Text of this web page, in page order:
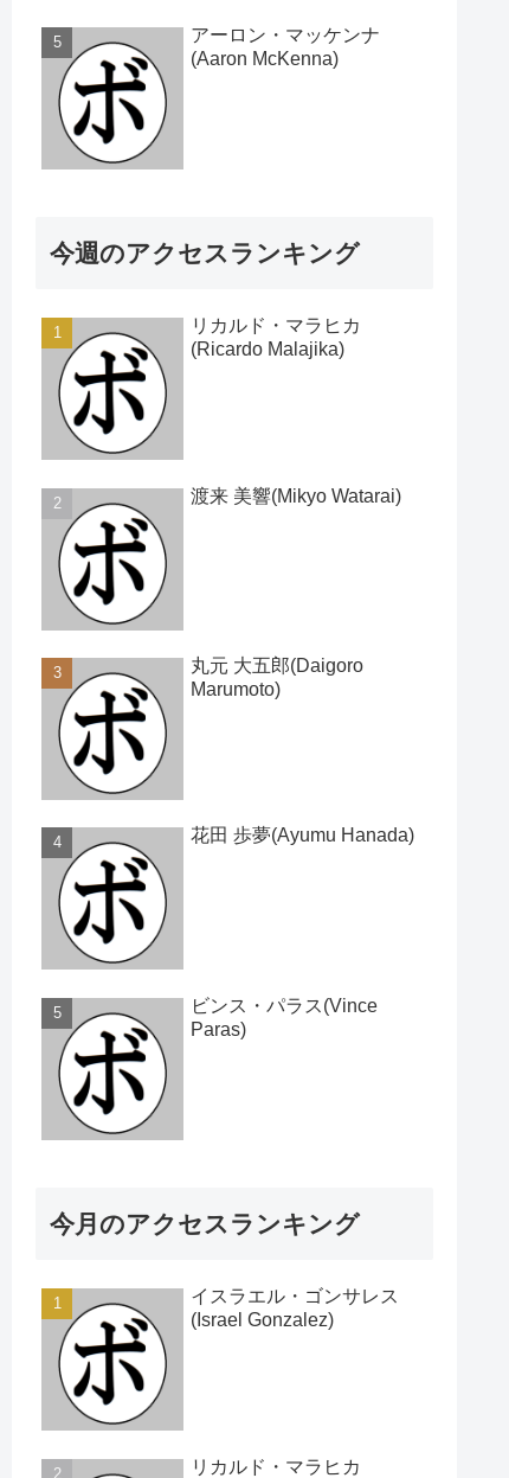
アーロン・マッケンナ
(Aaron McKenna)
今週のアクセスランキング
リカルド・マラヒカ
(Ricardo Malajika)
渡来 美響(Mikyo Watarai)
丸元 大五郎(Daigoro
Marumoto)
花田 歩夢(Ayumu Hanada)
ビンス・パラス(Vince
Paras)
今月のアクセスランキング
イスラエル・ゴンサレス
(Israel Gonzalez)
リカルド・マラヒカ